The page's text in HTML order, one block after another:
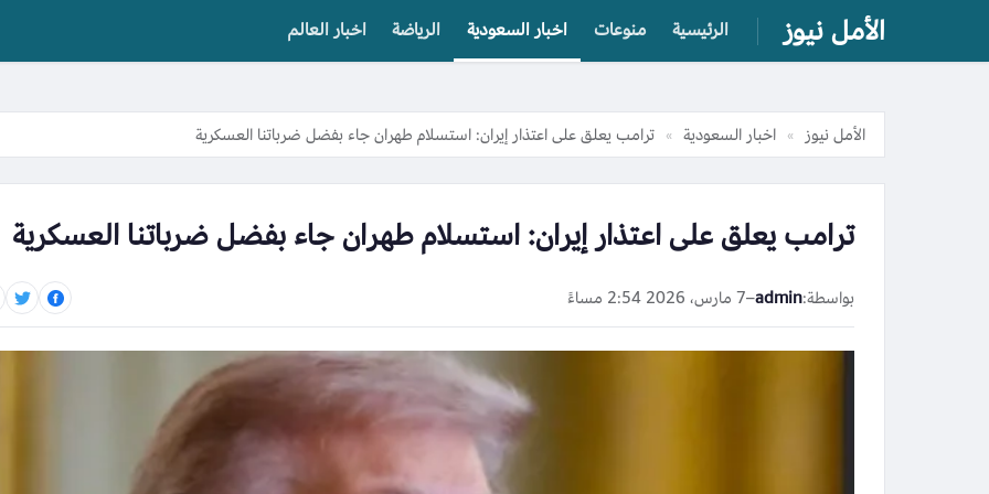
الأمل نيوز الرئيسية منوعات اخبار السعودية الرياضة اخبار العالم
الأمل نيوز » اخبار السعودية » ترامب يعلق على اعتذار إيران: استسلام طهران جاء بفضل ضرباتنا العسكرية
ترامب يعلق على اعتذار إيران: استسلام طهران جاء بفضل ضرباتنا العسكرية
بواسطة:admin
–7 مارس، 2026 2:54 مساءً